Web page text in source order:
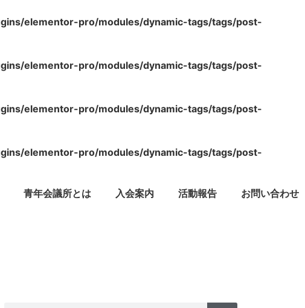
elementor-pro/modules/dynamic-tags/tags/post-
elementor-pro/modules/dynamic-tags/tags/post-
elementor-pro/modules/dynamic-tags/tags/post-
elementor-pro/modules/dynamic-tags/tags/post-
青年会議所とは 入会案内 活動報告 お問い合わせ